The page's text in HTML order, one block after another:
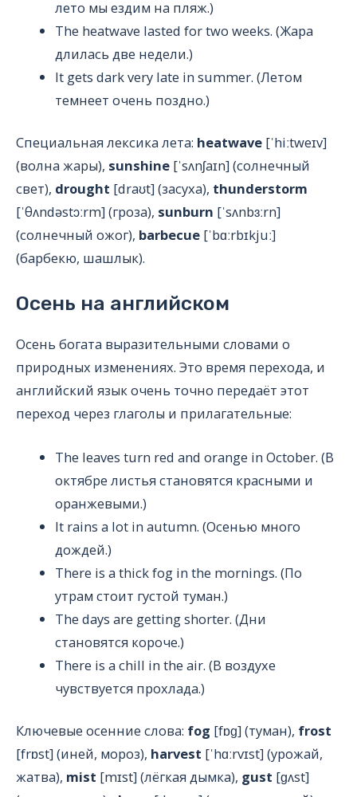
лето мы ездим на пляж.)
The heatwave lasted for two weeks. (Жара
длилась две недели.)
It gets dark very late in summer. (Летом
темнеет очень поздно.)
Специальная лексика лета: heatwave [ˈhiːtweɪv]
(волна жары), sunshine [ˈsʌnʃaɪn] (солнечный
свет), drought [draʊt] (засуха), thunderstorm
[ˈθʌndəstɔːrm] (гроза), sunburn [ˈsʌnbɜːrn]
(солнечный ожог), barbecue [ˈbɑːrbɪkjuː]
(барбекю, шашлык).
Осень на английском
Осень богата выразительными словами о
природных изменениях. Это время перехода, и
английский язык очень точно передаёт этот
переход через глаголы и прилагательные:
The leaves turn red and orange in October. (В
октябре листья становятся красными и
оранжевыми.)
It rains a lot in autumn. (Осенью много
дождей.)
There is a thick fog in the mornings. (По
утрам стоит густой туман.)
The days are getting shorter. (Дни
становятся короче.)
There is a chill in the air. (В воздухе
чувствуется прохлада.)
Ключевые осенние слова: fog [fɒɡ] (туман), frost
[frɒst] (иней, мороз), harvest [ˈhɑːrvɪst] (урожай,
жатва), mist [mɪst] (лёгкая дымка), gust [ɡʌst]